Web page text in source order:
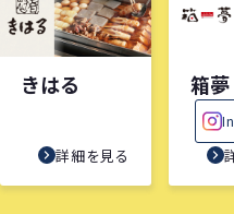
きはる
詳細を見る
箱夢